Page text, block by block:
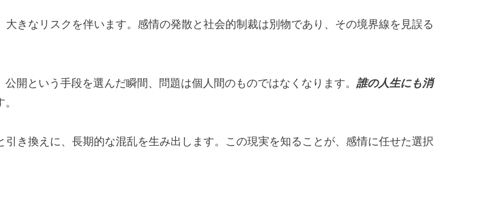
きなリスクを伴います。感情の発散と社会的制裁は別物であり、その境界線を見誤る
開という手段を選んだ瞬間、問題は個人間のものではなくなります。 誰の人生にも消
き換えに、長期的な混乱を生み出します。この現実を知ることが、感情に任せた選択